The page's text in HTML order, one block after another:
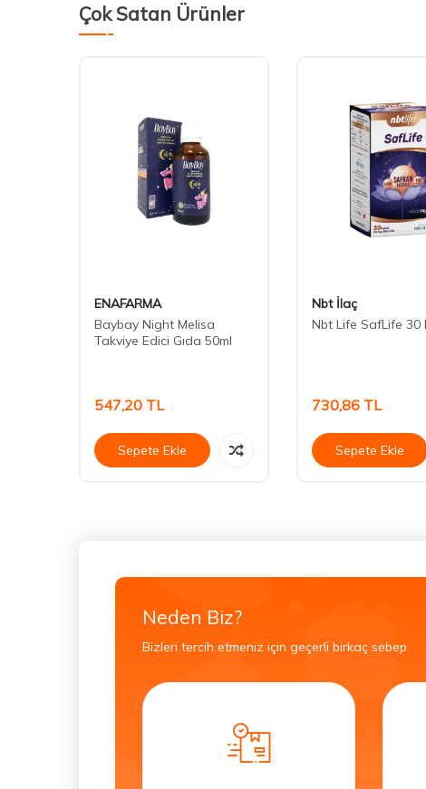
Çok Satan Ürünler
ENAFARMA
Baybay Night Melisa
Takviye Edici Gıda 50ml
547,20 TL
Sepete Ekle
Nbt İlaç
Nbt Life SafLife 30
730,86 TL
Sepete Ekle
Neden Biz?
Bizleri tercih etmeniz için geçerli birkaç sebep.